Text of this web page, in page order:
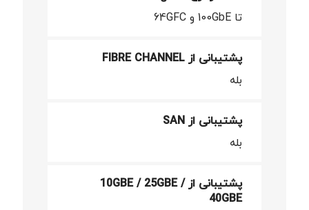
تا 100GbE و 64GFC
پشتیبانی از FIBRE CHANNEL
بله
پشتیبانی از SAN
بله
پشتیبانی از 10GBE / 25GBE /
40GBE